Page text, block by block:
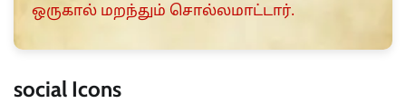
ஒருகால் மறந்தும் சொல்லமாட்டார்.
social Icons